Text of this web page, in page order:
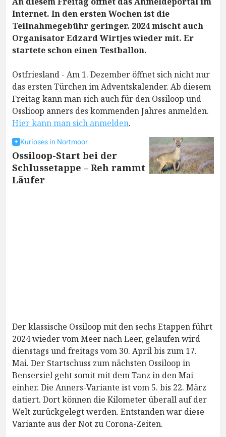
Internet. In den ersten Wochen ist die
Teilnahmegebühr geringer. 2024 mischt auch
Organisator Edzard Wirtjes wieder mit. Er
startete schon einen Testballon.
Ostfriesland - Am 1. Dezember öffnet sich nicht nur
das ersten Türchen im Adventskalender. Ab diesem
Freitag kann man sich auch für den Ossiloop und
Osslioop anners des kommenden Jahres anmelden.
Hier kann man sich anmelden.
Kurioses in Nortmoor
Ossiloop-Start bei der
Schlussetappe – Reh rammt
Läufer
Der klassische Ossiloop mit den sechs Etappen führt
2024 wieder vom Meer nach Leer, gelaufen wird
dienstags und freitags vom 30. April bis zum 17.
Mai. Der Startschuss zum nächsten Ossiloop in
Bensersiel geht somit mit dem Tanz in den Mai
einher. Die Anners-Variante ist vom 5. bis 22. März
datiert. Dort können die Kilometer überall auf der
Welt zurückgelegt werden. Entstanden war diese
Variante aus der Not zu Corona-Zeiten.